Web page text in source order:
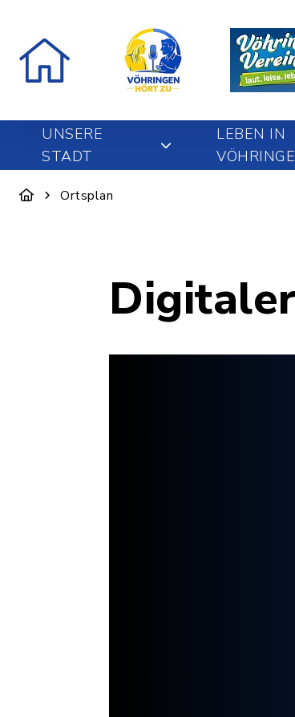
UNSERE
STADT
LEBEN IN
Ortsplan